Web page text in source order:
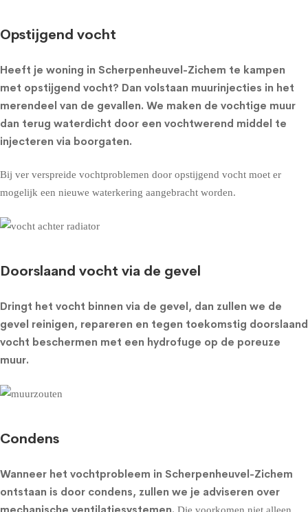
Opstijgend vocht
Heeft je woning in Scherpenheuvel-Zichem te kampen
met opstijgend vocht? Dan volstaan muurinjecties in het
merendeel van de gevallen. We maken de vochtige muur
dan terug waterdicht door een vochtwerend middel te
injecteren via boorgaten.
Bij ver verspreide vochtproblemen door opstijgend vocht moet er
mogelijk een nieuwe waterkering aangebracht worden.
Doorslaand vocht via de gevel
Dringt het vocht binnen via de gevel, dan zullen we de
gevel reinigen, repareren en tegen toekomstig doorslaand
vocht beschermen met een hydrofuge op de poreuze
muur.
Condens
Wanneer het vochtprobleem in Scherpenheuvel-Zichem
ontstaan is door condens, zullen we je adviseren over